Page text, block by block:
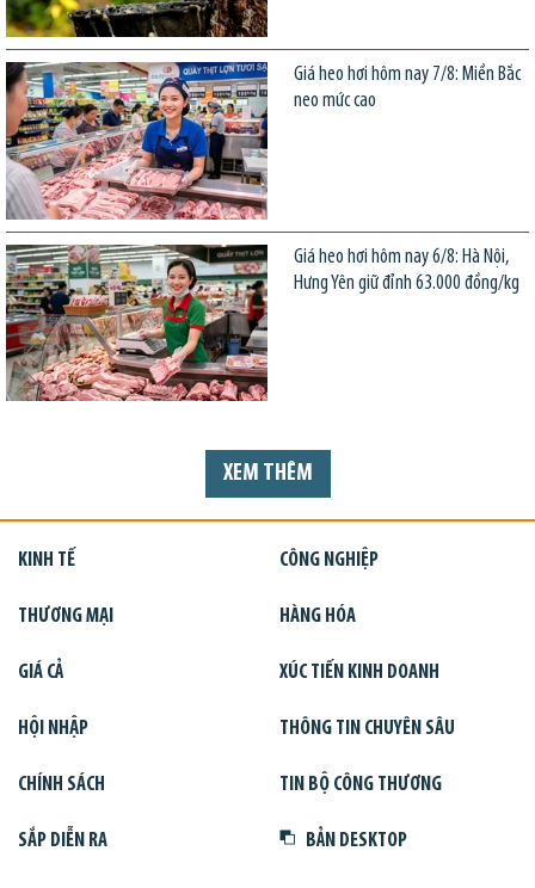
Giá heo hơi hôm nay 7/8: Miền Bắc
neo mức cao
Giá heo hơi hôm nay 6/8: Hà Nội,
Hưng Yên giữ đỉnh 63.000 đồng/kg
XEM THÊM
KINH TẾ CÔNG NGHIỆP
THƯƠNG MẠI HÀNG HÓA
GIÁ CẢ XÚC TIẾN KINH DOANH
HỘI NHẬP THÔNG TIN CHUYÊN SÂU
CHÍNH SÁCH TIN BỘ CÔNG THƯƠNG
SẮP DIỄN RA BẢN DESKTOP